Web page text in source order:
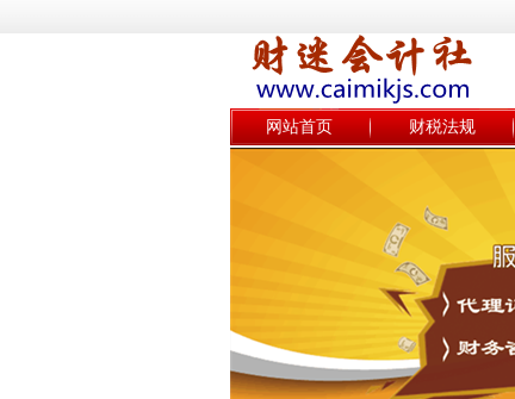
网站首页 财税法规